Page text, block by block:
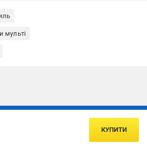
мульті
КУПИТИ
першим про акції та пропозиції
ПІДПИСАТИСЯ